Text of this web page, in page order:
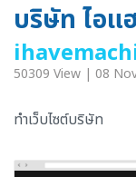
บริษัท ไอแ
50309 View | 08
ทำเว็บไซต์บริษัท